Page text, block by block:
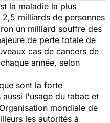
la maladie la plus
milliards de personnes
un milliard souffre des
de perte totale de
cas de cancers de
année, selon
sont la forte
l'usage du tabac et
mondiale de
les autorités à